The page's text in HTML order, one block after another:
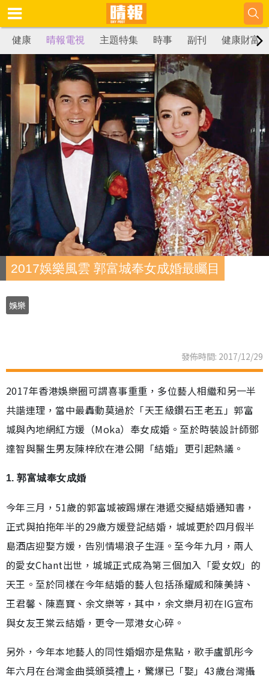
健康 晴報電視 主題特集 時事 副刊 健康財富
2017娛樂風雲 郭富城奉女成婚最矚目
娛樂
發佈時間: 2017/12/29
2017年香港娛樂圈可謂喜事重重，多位藝人相繼和另一半
共諧連理，當中最轟動莫過於「天王級鑽石王老五」郭富
城與內地網紅方媛（Moka）奉女成婚。至於時裝設計師鄧
達智與醫生男友陳梓欣在港公開「結婚」更引起熱議。
1. 郭富城奉女成婚
今年三月，51歲的郭富城被踢爆在港遞交擬結婚通知書，
正式與拍拖年半的29歲方媛登記結婚，城城更於四月假半
島酒店迎娶方媛，告別情場浪子生涯。至今年九月，兩人
的愛女Chant出世，城城正式成為第三個加入「愛女奴」的
天王。至於同樣在今年結婚的藝人包括孫耀威和陳美詩、
王君馨、陳嘉寶、余文樂等，其中，余文樂月初在IG宣布
與女友王棠云結婚，更令一眾港女心碎。
另外，今年本地藝人的同性婚姻亦是焦點，歌手盧凱彤今
年六月在台灣金曲獎頒獎禮上，驚爆已「娶」43歲台灣攝